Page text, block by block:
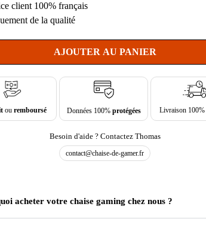
client 100% français
de la qualité
AJOUTER AU PANIER
ouremboursé Données 100% protégées Livraison
Besoin d'aide ? Contactez Thomas
contact@chaise-de-gamer.fr
acheter votre chaise gaming chez nous ?